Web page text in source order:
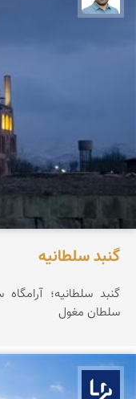
گنبد سلطانیه
گنبد سلطانیه؛
سلطان مغول
بوم ما